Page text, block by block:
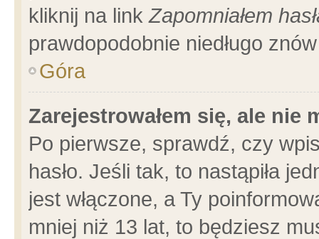
kliknij na linkZapomniałem
prawdopodobnie niedługo
Góra
Zarejestrowałem się, ale nie
Po pierwsze, sprawdź, czy
hasło. Jeśli tak, to nastąpiła
jest włączone, a Ty
mniej niż 13 lat, to będziesz